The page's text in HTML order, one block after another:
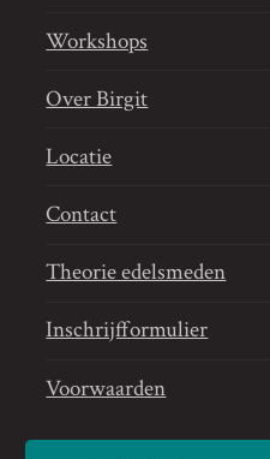
Workshops
Over Birgit
Locatie
Contact
Theorie edelsmeden
Inschrijfformulier
Voorwaarden